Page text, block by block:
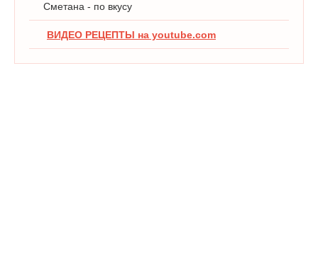
Сметана - по вкусу
ВИДЕО РЕЦЕПТЫ на youtube.com